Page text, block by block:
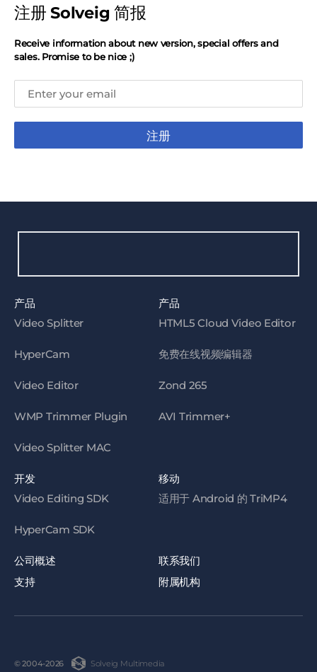
注册 Solveig 简报
Receive information about new version, special offers and
sales. Promise to be nice ;)
注册
产品
Video Splitter
HyperCam
Video Editor
WMP Trimmer Plugin
Video Splitter MAC
产品
HTML5 Cloud Video Editor
免费在线视频编辑器
Zond 265
AVI Trimmer+
开发
Video Editing SDK
HyperCam SDK
移动
适用于 Android 的 TriMP4
公司概述
联系我们
支持
附属机构
© 2004-2026 Solveig Multimedia